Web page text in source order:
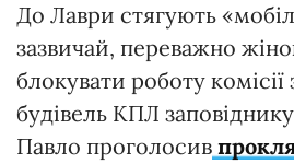
До Лаври стягують
зазвичай, переважно
блокувати роботу комісії
будівель КПЛ
Павло проголосив